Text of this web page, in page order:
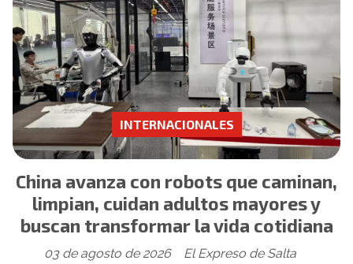
China avanza con robots que caminan,
limpian, cuidan adultos mayores y
buscan transformar la vida cotidiana
El Expreso de Salta
INTERNACIONALES
03 de agosto de 2026